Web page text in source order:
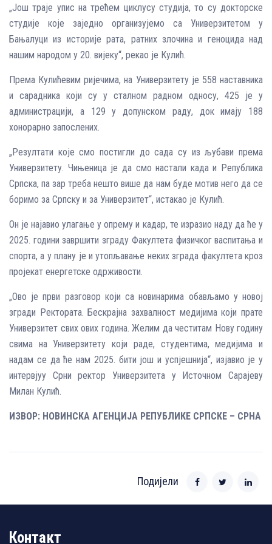
„Још траје упис на трећем циклусу студија, то су докторске
студије које заједно организујемо са Универзитетом у
Бањалуци из историје рата, ратних злочина и геноцида над
нашим народом у 20. вијеку“, рекао је Кулић.
Према Кулићевим ријечима, на Универзитету је 558 наставника
и сарадника који су у сталном радном односу, 425 је у
администрацији, а 129 у допунском раду, док имају 188
хонорарно запослених.
„Резултати које смо постигли до сада су из љубави према
Универзитету. Чињеница је да смо настали када и Република
Српска, па зар треба нешто више да нам буде мотив него да се
боримо за Српску и за Универзитет“, истакао је Кулић.
Он је најавио улагање у опрему и кадар, те изразио наду да ће у
2025. години завршити зграду Факултета физичког васпитања и
спорта, а у плану је и утопљавање неких зграда факултета кроз
пројекат енергетске одрживости.
„Ово је први разговор који са новинарима обављамо у новој
згради Ректората. Бескрајна захвалност медијима који прате
Универзитет свих ових година. Желим да честитам Нову годину
свима на Универзитету који раде, студентима, медијима и
надам се да ће нам 2025. бити још и успјешнија“, изјавио је у
интервјуу Срни ректор Универзитета у Источном Сарајеву
Милан Кулић.
ИЗВОР: НОВИНСКА АГЕНЦИЈА РЕПУБЛИКЕ СРПСКЕ – СРНА
Подијели
Контакт